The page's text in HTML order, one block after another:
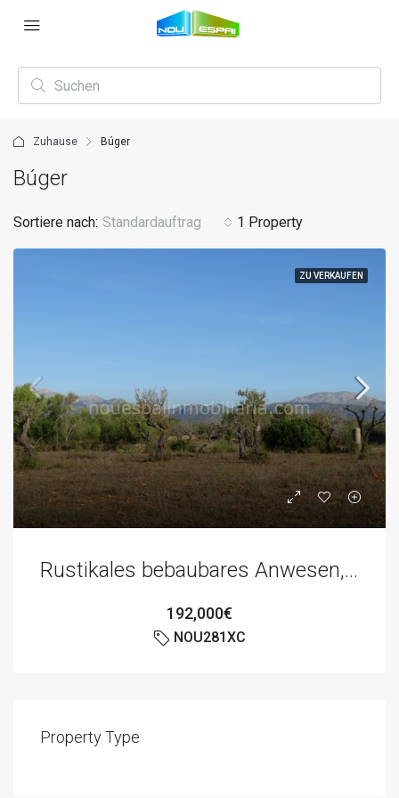
Zuhause Búger
Búger
1 Property
Sortiere nach: Standardauftrag
ZU VERKAUFEN
Rustikales bebaubares Anwesen, Buger
192,000€
NOU281XC
Property Type